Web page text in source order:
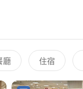
廳 住宿